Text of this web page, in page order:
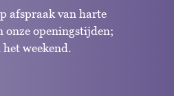
afspraak van harte
onze openingstijden;
weekend.